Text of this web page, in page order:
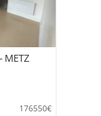
176550€